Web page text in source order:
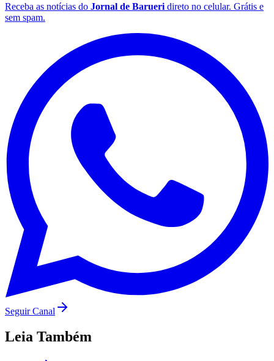
São Paulo
Santos
Receba as notícias do Jornal de Barueri direto no celular. Grátis e
sem spam.
Seguir Canal
Leia Também